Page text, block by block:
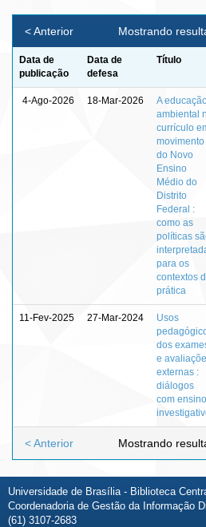
Mostrando
< Anterior
Data de
publicação
Data de
defesa
Título
4-Ago-2026 18-Mar-2026
A
ambiental
currículo
movimento
do Novo
Ensino
Médio do
Distrito
Federal :
como as
políticas
para os
contextos
prática
11-Fev-2025 27-Mar-2024
Usos
dos
e
externas :
diálogos
com ensino
Mostrando
< Anterior
Universidade de Brasília - Biblioteca
Coordenadoria de Gestão da Informação
(61) 3107-2683